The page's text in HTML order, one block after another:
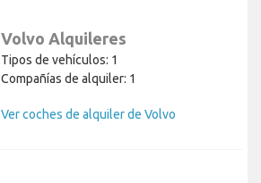
Volvo Alquileres
Tipos de vehículos: 1
Compañías de alquiler: 1
Ver coches de alquiler de Volvo